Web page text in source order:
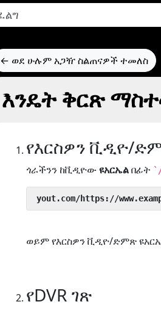
← ወደ ሁሉም አጋዥ ስልጠናዎች ተመለስ
እንዴት ቅርጽ
የእርስዎን ቪዲዮ/
ጎራችንን ከቪዲዮው ዩአርኤልበፊት
yout.com/https://
ወይም የእርስዎን ቪዲዮ/ድምጽ
የDVR ገጽ